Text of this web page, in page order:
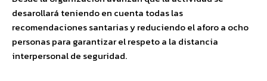
desarollará teniendo en cuenta todas las
recomendaciones santarias y reduciendo el aforo a ocho
personas para garantizar el respeto a la distancia
interpersonal de seguridad.